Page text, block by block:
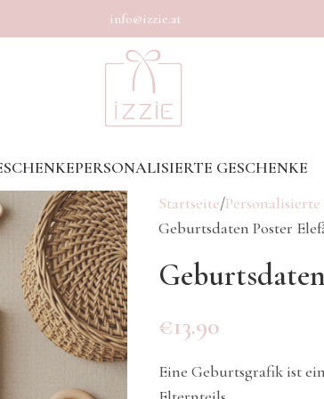
info@izzie.at
PERSONALISIERTE GESCHENKE
Startseite Personalisierte
Geburtsdaten Poster
€13.90
Eine Geburtsgrafik ist